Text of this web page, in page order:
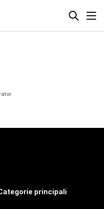
principali